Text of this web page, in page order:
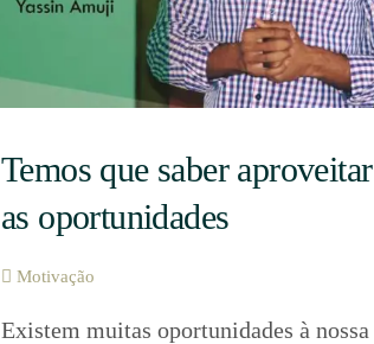
Temos que saber aproveitar
as oportunidades
Motivação
Existem muitas oportunidades à nossa